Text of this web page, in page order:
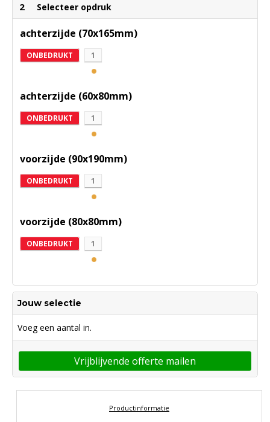
2 Selecteer opdruk
achterzijde (70x165mm)
ONBEDRUKT 1
achterzijde (60x80mm)
ONBEDRUKT 1
voorzijde (90x190mm)
ONBEDRUKT 1
voorzijde (80x80mm)
ONBEDRUKT 1
Jouw selectie
Voeg een aantal in.
Vrijblijvende offerte mailen
Productinformatie